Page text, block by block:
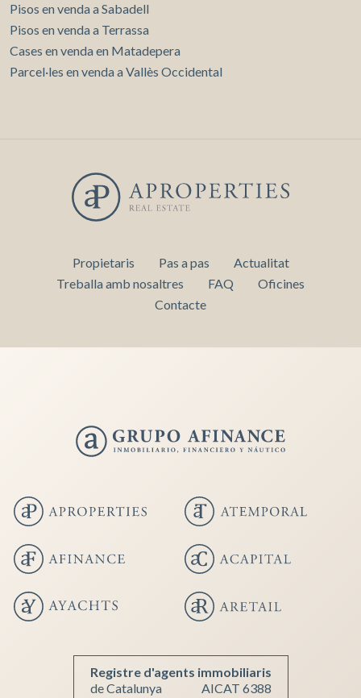
Pisos en venda a Sabadell
Pisos en venda a Terrassa
Cases en venda en Matadepera
Parcel·les en venda a Vallès Occidental
Propietaris Pas a pas
Actualitat
Treballa amb nosaltres
FAQ
Oficines
Contacte
Registre d'agents immobiliaris
de Catalunya
AICAT 6388